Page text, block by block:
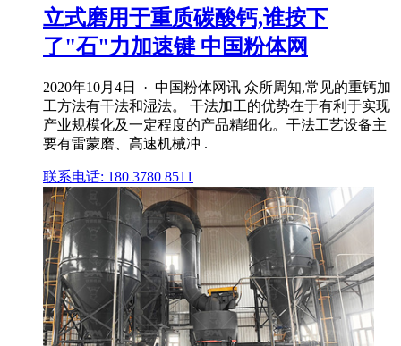
立式磨用于重质碳酸钙,谁按下
了"石"力加速键 中国粉体网
2020年10月4日 · 中国粉体网讯 众所周知,常见的重钙加
工方法有干法和湿法。 干法加工的优势在于有利于实现
产业规模化及一定程度的产品精细化。干法工艺设备主
要有雷蒙磨、高速机械冲 .
联系电话: 180 3780 8511